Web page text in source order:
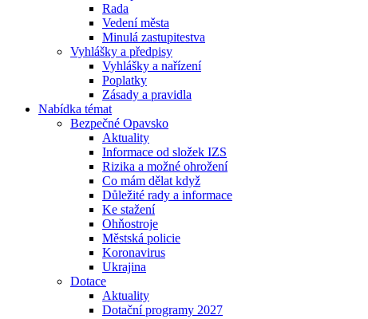
Rada
Vedení města
Minulá zastupitestva
Vyhlášky a předpisy
Vyhlášky a nařízení
Poplatky
Zásady a pravidla
Nabídka témat
Bezpečné Opavsko
Aktuality
Informace od složek IZS
Rizika a možné ohrožení
Co mám dělat když
Důležité rady a informace
Ke stažení
Ohňostroje
Městská policie
Koronavirus
Ukrajina
Dotace
Aktuality
Dotační programy 2027